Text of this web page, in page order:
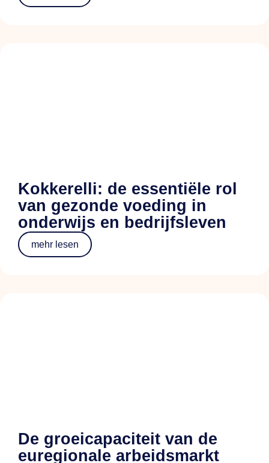
Kokkerelli: de essentiële rol
van gezonde voeding in
onderwijs en bedrijfsleven
mehr lesen
De groeicapaciteit van de
euregionale arbeidsmarkt